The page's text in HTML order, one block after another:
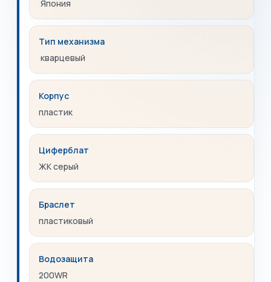
Япония
Тип механизма
кварцевый
Корпус
пластик
Циферблат
ЖК серый
Браслет
пластиковый
Водозащита
200WR